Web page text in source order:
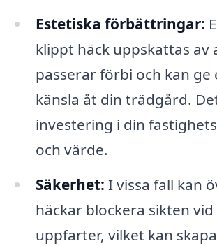
Estetiska förbättringar:
klippt häck uppskattas av
passerar förbi och kan ge
känsla åt din trädgård.
investering i din
och värde.
Säkerhet: I vissa fall kan
häckar blockera sikten
uppfarter, vilket kan skapa